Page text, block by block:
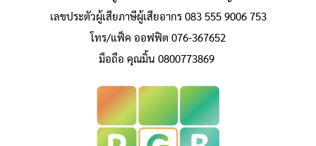
เลขประตัวผู้เสียภาษีผู้เสียอากร 083 555 9006 753
โทร/แฟ็ค ออฟฟิต 076-367652
มือถือ คุณมิ้น 0800773869